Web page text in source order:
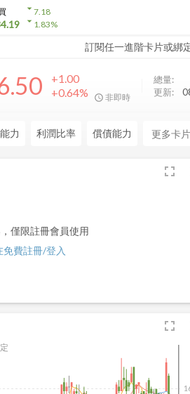
arrow_drop_down7.18
arrow_drop_down1.83%
訂閱任一進階卡片或綁
+1.00
+0.64%
非即時
總量:
更新:
力 利潤比率 償債能力
fullscreen
僅限註冊會員使用
免費註冊/登入
fullscreen